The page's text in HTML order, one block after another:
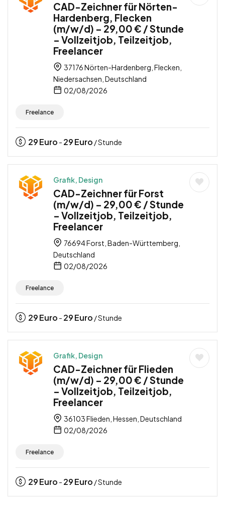
CAD-Zeichner für Nörten-
Hardenberg, Flecken
(m/w/d) – 29,00 € / Stunde
– Vollzeitjob, Teilzeitjob,
Freelancer
37176 Nörten-Hardenberg, Flecken,
Niedersachsen, Deutschland
02/08/2026
Freelance
29Euro - 29Euro / Stunde
Grafik, Design
CAD-Zeichner für Forst
(m/w/d) – 29,00 € / Stunde
– Vollzeitjob, Teilzeitjob,
Freelancer
76694 Forst, Baden-Württemberg,
Deutschland
02/08/2026
Freelance
29Euro - 29Euro / Stunde
Grafik, Design
CAD-Zeichner für Flieden
(m/w/d) – 29,00 € / Stunde
– Vollzeitjob, Teilzeitjob,
Freelancer
36103 Flieden, Hessen, Deutschland
02/08/2026
Freelance
29Euro - 29Euro / Stunde